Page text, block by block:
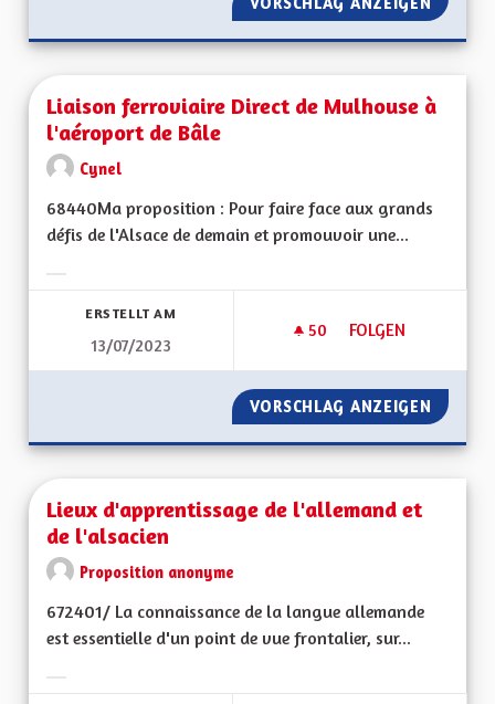
Liaison ferroviaire Direct de Mulhouse à
l'aéroport de Bâle
Cynel
68440Ma proposition : Pour faire face aux grands
défis de l'Alsace de demain et promouvoir une...
ERSTELLT AM
13/07/2023
50 50 FOLLOWER
FOLGEN
LIAISON
VORSCHLAG ANZEIGEN
Lieux d'apprentissage de l'allemand et
de l'alsacien
Proposition anonyme
672401/ La connaissance de la langue allemande
est essentielle d'un point de vue frontalier, sur...